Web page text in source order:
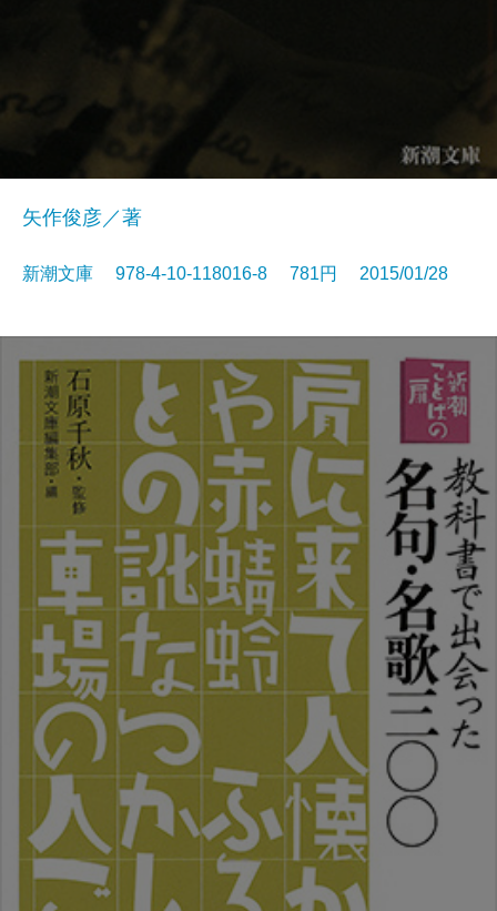
矢作俊彦／著
新潮文庫 978-4-10-118016-8 781円 2015/01/28